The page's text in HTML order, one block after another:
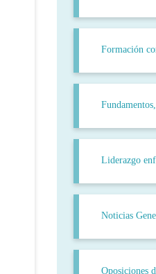
Formación
Liderazgo
Noticias
Oposiciones